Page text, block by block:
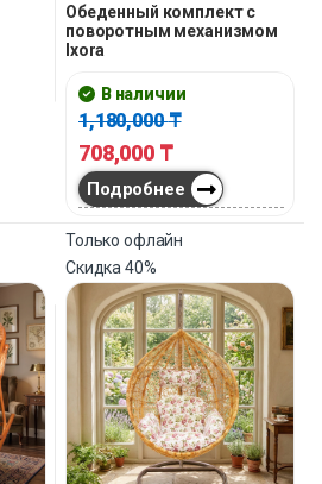
Обеденный комплект с
поворотным механизмом
Ixora
В наличии
1,180,000₸
708,000 ₸
Подробнее
Только офлайн
Скидка40%